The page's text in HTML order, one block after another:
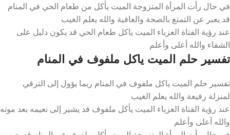
في حال رأت المرأة المتزوجة الميت يأكل من طعام الحي في المنام
قد يعبر عن التمتع بالصحة والعافية والله يعلم الغيب
عند رؤية الفتاة العزباء الميت ياكل طعام الحي قد يكون دليل على
الشفاء والله أعلى وأعلم
تفسير حلم الميت ياكل ملفوف في المنام
تفسير حلم الميت ياكل ملفوف في المنام ربما يؤول إلى الترقي
لمنزلة رفيعة والله يعلم الغيب
عند رؤية الفتاة العزباء الميت يأكل ملفوف قد يشير إلى نعيمه بعد موته
والله أعلى وأعلم